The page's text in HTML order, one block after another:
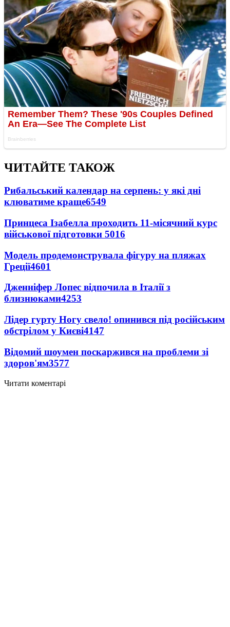
ЧИТАЙТЕ ТАКОЖ
Рибальський календар на серпень: у які дні
клюватиме краще6549
Принцеса Ізабелла проходить 11-місячний курс
військової підготовки 5016
Модель продемонструвала фігуру на пляжах
Греції4601
Дженніфер Лопес відпочила в Італії з
близнюками4253
Лідер гурту Ногу свело! опинився під російським
обстрілом у Києві4147
Відомий шоумен поскаржився на проблеми зі
здоров'ям3577
Читати коментарі